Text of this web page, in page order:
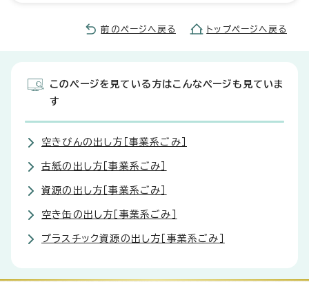
前のページへ戻る トップページへ戻る
このページを見ている方はこんなページも見ていま
す
空きびんの出し方［事業系ごみ］
古紙の出し方［事業系ごみ］
資源の出し方［事業系ごみ］
空き缶の出し方［事業系ごみ］
プラスチック資源の出し方［事業系ごみ］